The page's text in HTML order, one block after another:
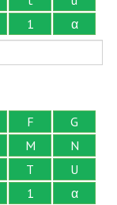
1
α
F
G
M
N
T
U
1
α